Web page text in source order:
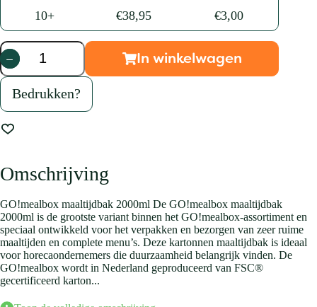
10+ €38,95 €3,00
GO!mealbox
maaltijdbak
2000ml
aantal
In winkelwagen
Bedrukken?
Omschrijving
GO!mealbox maaltijdbak 2000ml De GO!mealbox maaltijdbak
2000ml is de grootste variant binnen het GO!mealbox-assortiment en
speciaal ontwikkeld voor het verpakken en bezorgen van zeer ruime
maaltijden en complete menu’s. Deze kartonnen maaltijdbak is ideaal
voor horecaondernemers die duurzaamheid belangrijk vinden. De
GO!mealbox wordt in Nederland geproduceerd van FSC®
gecertificeerd karton...